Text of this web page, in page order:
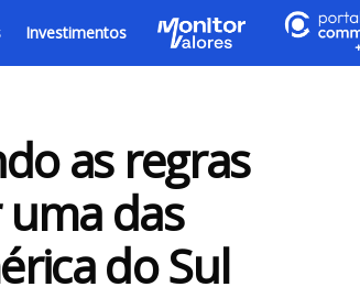
Investimentos
as regras
das
do Sul